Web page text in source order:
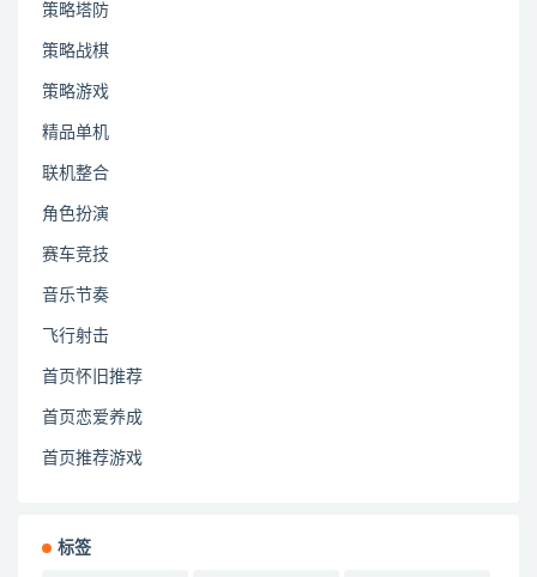
策略塔防
策略战棋
策略游戏
精品单机
联机整合
角色扮演
赛车竞技
音乐节奏
飞行射击
首页怀旧推荐
首页恋爱养成
首页推荐游戏
标签